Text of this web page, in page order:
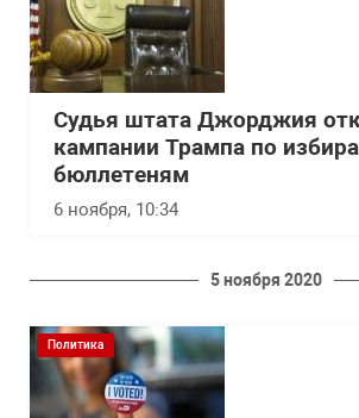
Судья штата Джорджия
кампании Трампа по
бюллетеням
6 ноября, 10:34
5 ноября 2020
Политика